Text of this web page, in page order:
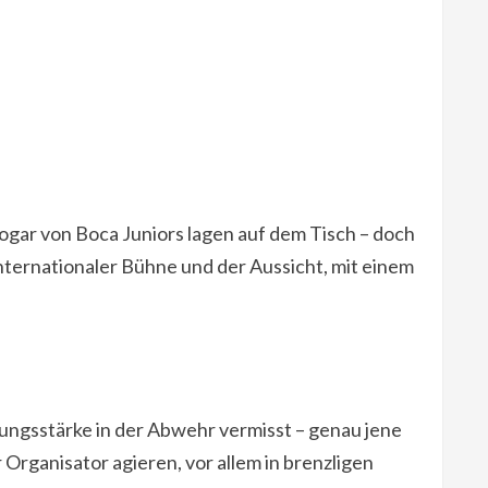
von Boca Juniors lagen auf dem Tisch – doch
Bühne und der Aussicht, mit einem
in der Abwehr vermisst – genau jene
agieren, vor allem in brenzligen